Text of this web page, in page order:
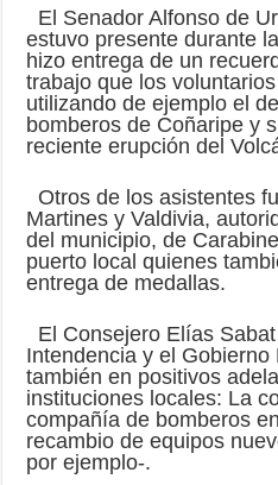
El Senador Alfonso de
estuvo presente durante
hizo entrega de un
trabajo que los
utilizando de ejemplo el
bomberos de Coñaripe y
reciente erupción del
Otros de los asistentes
Martines y Valdivia,
del municipio, de
puerto local quienes
entrega de medallas.
El Consejero Elías
Intendencia y el
también en positivos
instituciones locales: La
compañía de bomberos
recambio de equipos
por ejemplo-.